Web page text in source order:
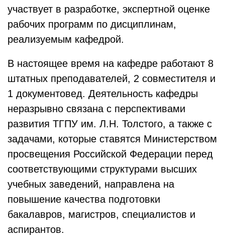
участвует в разработке, экспертной оценке
рабочих программ по дисциплинам,
реализуемым кафедрой.
В настоящее время на кафедре работают 8
штатных преподавателей, 2 совместителя и
1 документовед. Деятельность кафедры
неразрывно связана с перспективами
развития ТГПУ им. Л.Н. Толстого, а также с
задачами, которые ставятся Министерством
просвещения Российской Федерации перед
соответствующими структурами высших
учебных заведений, направлена на
повышение качества подготовки
бакалавров, магистров, специалистов и
аспирантов.